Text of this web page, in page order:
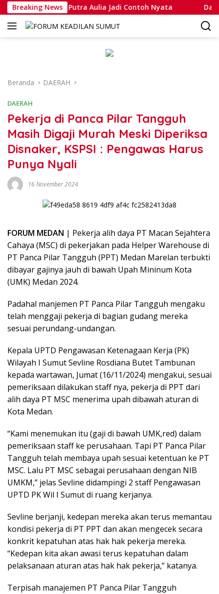
Langsung
ke
konten
Breaking NewsPutra Aulia Jadi Contoh Nyata Dansatlat
Beranda DAERAH
DAERAH
Pekerja di Panca Pilar Tangguh
Masih Digaji Murah Meski Diperiksa
Disnaker, KSPSI : Pengawas Harus
Punya Nyali
16 November 2024
FORUM MEDAN | Pekerja alih daya PT Macan Sejahtera
Cahaya (MSC) di pekerjakan pada Helper Warehouse di
PT Panca Pilar Tangguh (PPT) Medan Marelan terbukti
dibayar gajinya jauh di bawah Upah Mininum Kota
(UMK) Medan 2024.
Padahal manjemen PT Panca Pilar Tangguh mengaku
telah menggaji pekerja di bagian gudang mereka
sesuai perundang-undangan.
Kepala UPTD Pengawasan Ketenagaan Kerja (PK)
Wilayah I Sumut Sevline Rosdiana Butet Tambunan
kepada wartawan, Jumat (16/11/2024) mengakui, sesuai
pemeriksaan dilakukan staff nya, pekerja di PPT dari
alih daya PT MSC menerima upah dibawah aturan di
Kota Medan.
“Kami menemukan itu (gaji di bawah UMK,red) dalam
pemeriksaan staff ke perusahaan. Tapi PT Panca Pilar
Tangguh telah membaya upah sesuai ketentuan ke PT
MSC. Lalu PT MSC sebagai perusahaan dengan NIB
UMKM,” jelas Sevline didampingi 2 staff Pengawasan
UPTD PK Wil I Sumut di ruang kerjanya.
Sevline berjanji, kedepan mereka akan terus memantau
kondisi pekerja di PT PPT dan akan mengecek secara
konkrit kepatuhan atas hak hak pekerja mereka.
“Kedepan kita akan awasi terus kepatuhan dalam
pelaksanaan aturan atas hak hak pekerja,” katanya.
Terpisah manajemen PT Panca Pilar Tangguh